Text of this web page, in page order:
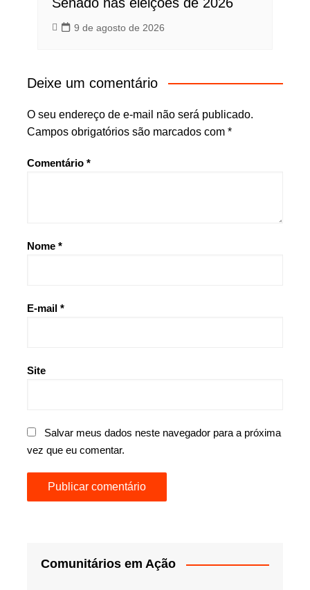
9 de agosto de 2026
Deixe um comentário
O seu endereço de e-mail não será publicado.
Campos obrigatórios são marcados com *
Comentário *
Nome *
E-mail *
Site
Salvar meus dados neste navegador para a próxima
vez que eu comentar.
Comunitários em Ação